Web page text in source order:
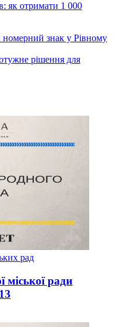
як отримати 1 000
знак у Рівному
рішення для
рад
міської ради